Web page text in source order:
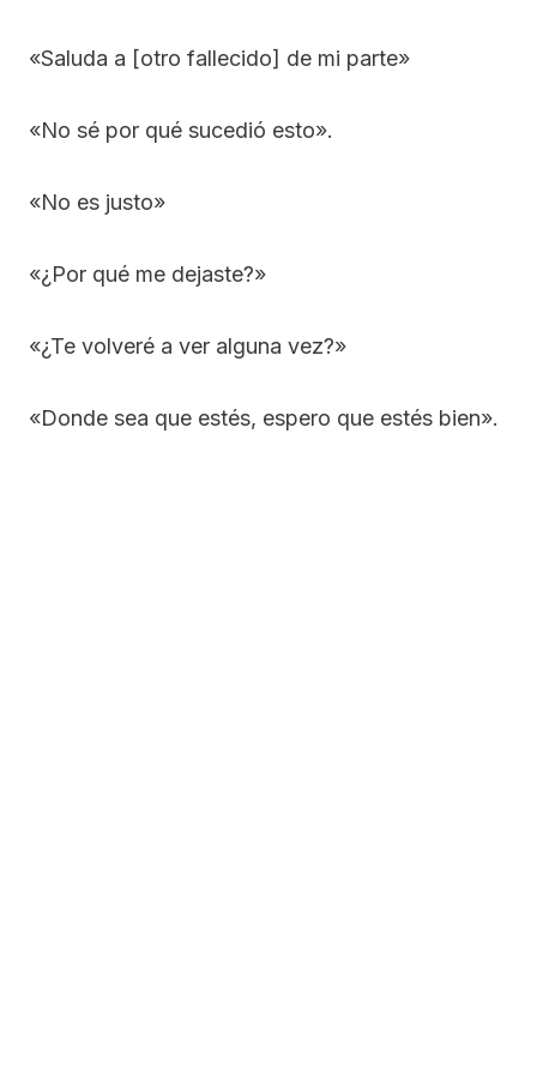
«Saluda a [otro fallecido] de mi parte»
«No sé por qué sucedió esto».
«No es justo»
«¿Por qué me dejaste?»
«¿Te volveré a ver alguna vez?»
«Donde sea que estés, espero que estés bien».